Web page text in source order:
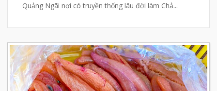
Quảng Ngãi nơi có truyền thống lâu đời làm Chả...